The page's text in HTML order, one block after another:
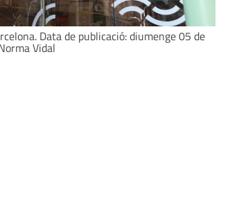
Data de publicació: diumenge 05 de
Vidal